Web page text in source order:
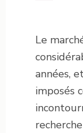
Le
années,
imposés